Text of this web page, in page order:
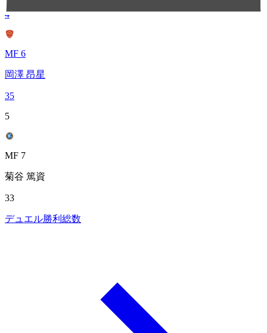
4
MF 6
岡澤 昂星
35
5
MF 7
菊谷 篤資
33
デュエル勝利総数